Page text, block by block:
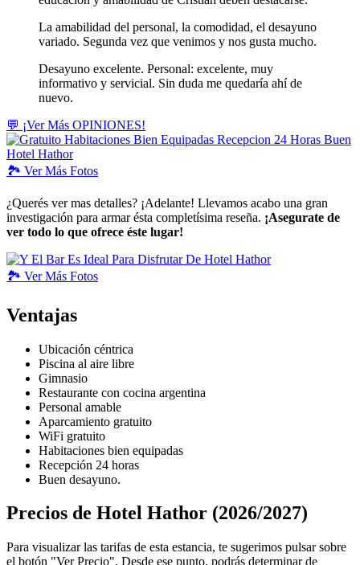
La amabilidad del personal, la comodidad, el desayuno
variado. Segunda vez que venimos y nos gusta mucho.
Desayuno excelente. Personal: excelente, muy
informativo y servicial. Sin duda me quedaría ahí de
nuevo.
💬 ¡Ver Más OPINIONES!
🏞️ VerMás Fotos
¿Querés ver mas detalles? ¡Adelante! Llevamos acabo una gran
investigación para armar ésta completísima reseña. ¡Asegurate de
ver todo lo que ofrece éste lugar!
🏞️ VerMás Fotos
Ventajas
Ubicación céntrica
Piscina al aire libre
Gimnasio
Restaurante con cocina argentina
Personal amable
Aparcamiento gratuito
WiFi gratuito
Habitaciones bien equipadas
Recepción 24 horas
Buen desayuno.
Precios de Hotel Hathor (2026/2027)
Para visualizar las tarifas de esta estancia, te sugerimos pulsar sobre
el botón "Ver Precio". Desde ese punto, podrás determinar de